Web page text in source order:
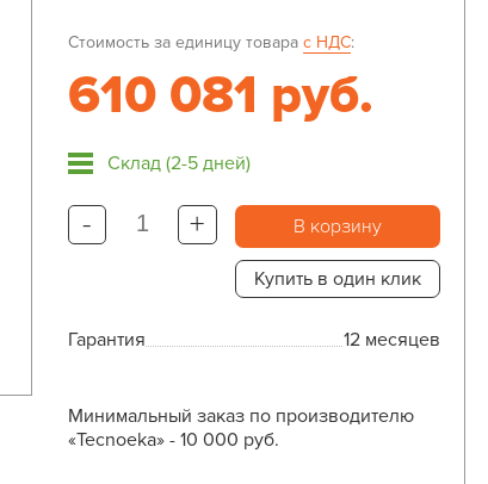
Стоимость за единицу товара с НДС:
610 081 руб.
Склад (2-5 дней)
- + В корзину
Купить в один клик
Гарантия 12 месяцев
Минимальный заказ по производителю
«Tecnoeka» - 10 000 руб.